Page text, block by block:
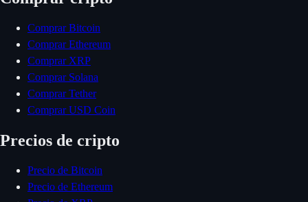
Comprar Bitcoin
Comprar Ethereum
Comprar XRP
Comprar Solana
Comprar Tether
Comprar USD Coin
Precios de cripto
Precio de Bitcoin
Precio de Ethereum